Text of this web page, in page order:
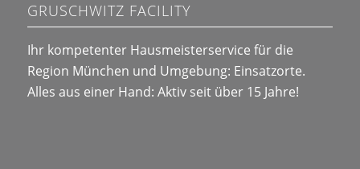
GRUSCHWITZ FACILITY
Ihr kompetenter Hausmeisterservice für die
Region München und Umgebung: Einsatzorte.
Alles aus einer Hand: Aktiv seit über 15 Jahre!